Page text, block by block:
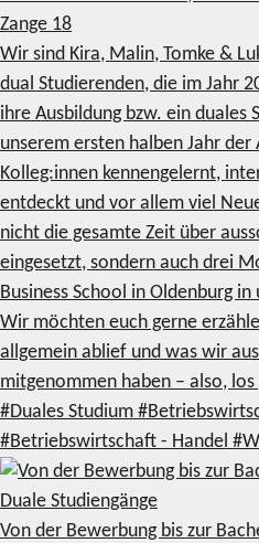
Zange 18
Wir sind Kira, Malin, Tomke &
dual Studierenden, die im Jahr
ihre Ausbildung bzw. ein duales
unserem ersten halben Jahr
Kolleg:innen kennengelernt,
entdeckt und vor allem viel
nicht die gesamte Zeit über
eingesetzt, sondern auch drei
Business School in Oldenburg
Wir möchten euch gerne
allgemein ablief und was wir
mitgenommen haben – also, los
#Duales Studium
#Betriebswirtschaft - Handel
Duale Studiengänge
Von der Bewerbung bis zur